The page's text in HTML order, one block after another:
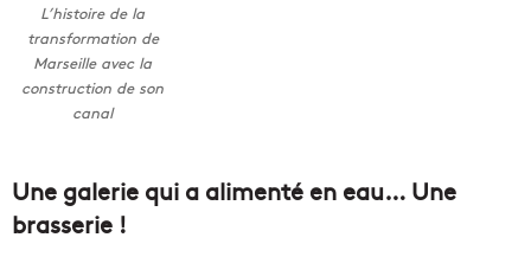
L’histoire de la
transformation de
Marseille avec la
construction de son
canal
Une galerie qui a alimenté en eau… Une
brasserie !